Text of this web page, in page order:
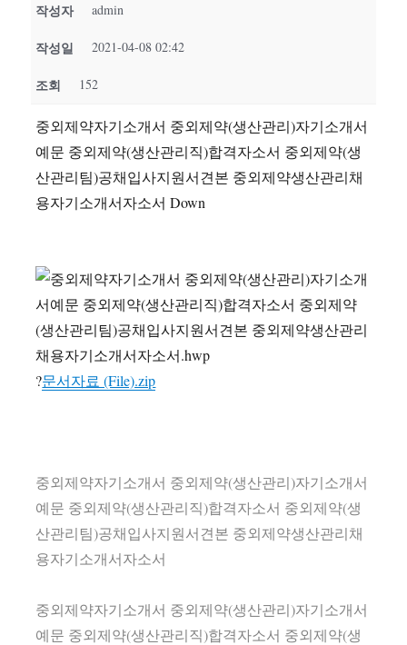
작성자 admin
작성일 2021-04-08 02:42
조회 152
중외제약자기소개서 중외제약(생산관리)자기소개서
예문 중외제약(생산관리직)합격자소서 중외제약(생
산관리팀)공채입사지원서견본 중외제약생산관리채
용자기소개서자소서 Down
?문서자료 (File).zip
중외제약자기소개서 중외제약(생산관리)자기소개서
예문 중외제약(생산관리직)합격자소서 중외제약(생
산관리팀)공채입사지원서견본 중외제약생산관리채
용자기소개서자소서
중외제약자기소개서 중외제약(생산관리)자기소개서
예문 중외제약(생산관리직)합격자소서 중외제약(생